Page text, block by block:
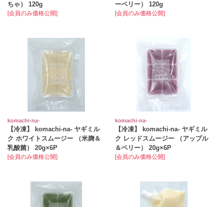
ちゃ） 120g
[会員のみ価格公開]
ーベリー） 120g
[会員のみ価格公開]
komachi‐na‐
【冷凍】 komachi‐na‐ ヤギミル
ク ホワイトスムージー （米麹＆
乳酸菌） 20g×6P
[会員のみ価格公開]
komachi‐na‐
【冷凍】 komachi‐na‐ ヤギミル
ク レッドスムージー （アップル
＆ベリー） 20g×6P
[会員のみ価格公開]